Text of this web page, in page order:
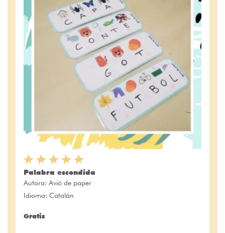
Palabra escondida
Autora: Avió de paper
Idioma: Catalán
Gratis